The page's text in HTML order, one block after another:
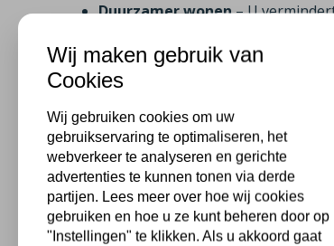
Duurzamer wonen– U
Aantrekkelijke subsidie
–
verdient u uw investering sneller
Met isolatie profiteert u dus van meer
woning.
Klanten uit Hoog Soeren
Wij maken gebruik van
Cookies
Wij gebruiken cookies om uw
gebruikservaring te optimaliseren, het
webverkeer te analyseren en gerichte
advertenties te kunnen tonen via derde
partijen. Lees meer over hoe wij cookies
gebruiken en hoe u ze kunt beheren door op
"Instellingen" te klikken. Als u akkoord gaat